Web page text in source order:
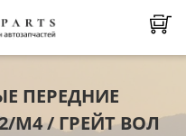
ПЕРЕДНИЕ
М4 / ГРЕЙТ ВОЛ